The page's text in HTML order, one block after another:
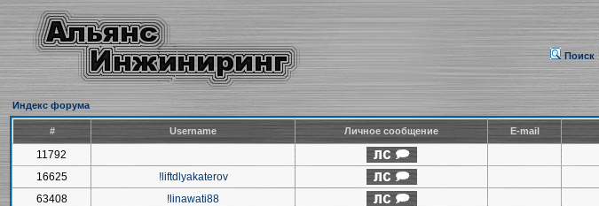
Поиск
Индекс форума
# Username Личное сообщение E-mail
11792
16625
!liftdlyakaterov
63408
!linawati88